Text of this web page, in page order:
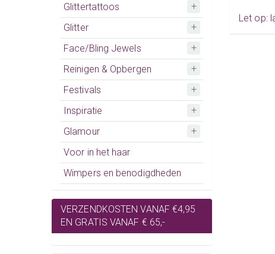
Glittertattoos
Glitter
Face/Bling Jewels
Reinigen & Opbergen
Festivals
Inspiratie
Glamour
Voor in het haar
Wimpers en benodigdheden
VERZENDKOSTEN VANAF €4,95
EN GRATIS VANAF € 65,-
Let op: